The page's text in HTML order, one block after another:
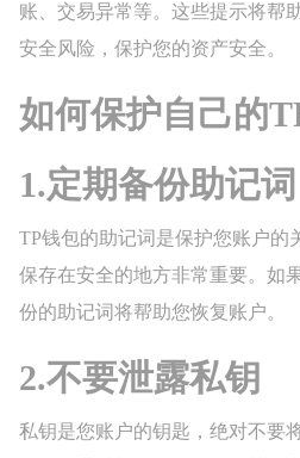
账、交易异常等。这些提示将帮
安全风险，保护您的资产安全。
如何保护自己的
1.定期备份助记词
TP钱包的助记词是保护您账户的
保存在安全的地方非常重要。如
份的助记词将帮助您恢复账户。
2.不要泄露私钥
私钥是您账户的钥匙，绝对不要